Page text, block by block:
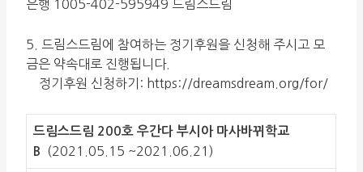
은행 1005-402-595949 드림스드림
5. 드림스드림에 참여하는 정기후원을 신청해 주시고 모
금은 약속대로 진행됩니다.
정기후원 신청하기: https://dreamsdream.org/for/
드림스드림 200호 우간다 부시아 마사바뀌학교
B
(2021.05.15 ~2021.06.21)